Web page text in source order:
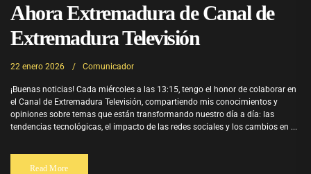
Ahora Extremadura de Canal de
Extremadura Televisión
22 enero 2026 Comunicador
¡Buenas noticias! Cada miércoles a las 13:15, tengo el honor de colaborar en
el Canal de Extremadura Televisión, compartiendo mis conocimientos y
opiniones sobre temas que están transformando nuestro día a día: las
tendencias tecnológicas, el impacto de las redes sociales y los cambios en ...
Read More